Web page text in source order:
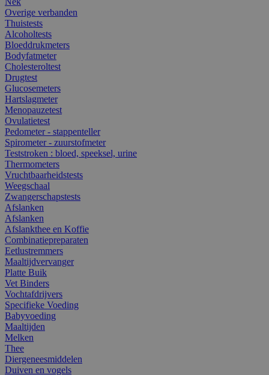
Overige verbanden
Thuistests
Alcoholtests
Bloeddrukmeters
Bodyfatmeter
Cholesteroltest
Drugtest
Glucosemeters
Hartslagmeter
Menopauzetest
Ovulatietest
Pedometer - stappenteller
Spirometer - zuurstofmeter
Teststroken : bloed, speeksel, urine
Thermometers
Vruchtbaarheidstests
Weegschaal
Zwangerschapstests
Afslanken
Afslanken
Afslankthee en Koffie
Combinatiepreparaten
Eetlustremmers
Maaltijdvervanger
Platte Buik
Vet Binders
Vochtafdrijvers
Specifieke Voeding
Babyvoeding
Maaltijden
Melken
Thee
Diergeneesmiddelen
Duiven en vogels